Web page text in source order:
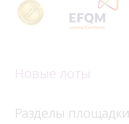
Новые лоты
Разделы площадки